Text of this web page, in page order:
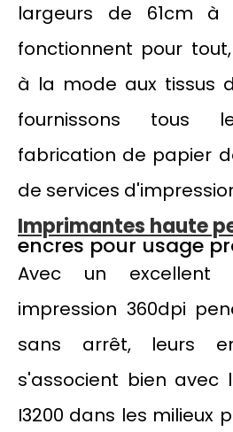
largeurs de 61cm à
fonctionnent pour
à la mode aux tissus
fournissons tous
fabrication de papier
de services
Imprimantes haute
encres pour usage
Avec un
impression 360dpi
sans arrêt, leurs
s'associent bien avec
I3200 dans les milieux